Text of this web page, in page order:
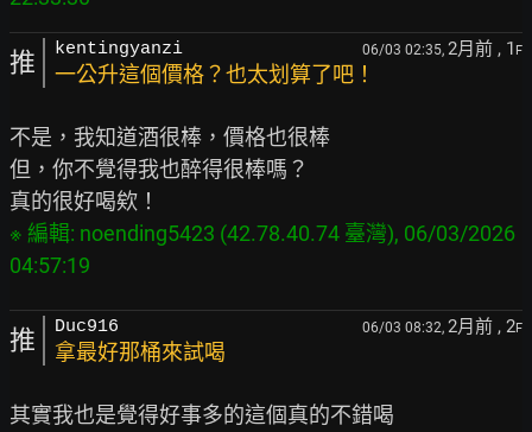
推 kentingyanzi 06/03 02:35, 2月前 , 1 F
一公升這個價格？也太划算了吧！
不是，我知道酒很棒，價格也很棒
但，你不覺得我也醉得很棒嗎？
※ 編輯: noending5423 (42.78.40.74 臺灣), 06/03/2026
推 Duc916 06/03 08:32, 2月前 , 2F
拿最好那桶來試喝
其實我也是覺得好事多的這個真的不錯喝